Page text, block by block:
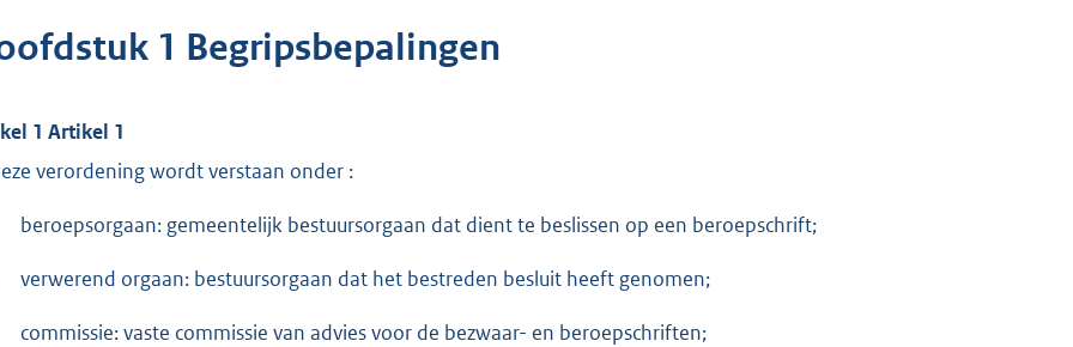
1 Begripsbepalingen
1 Artikel 1
verordening wordt verstaan onder :
beroepsorgaan: gemeentelijk bestuursorgaan dat dient te beslissen op een beroepschrift;
verwerend orgaan: bestuursorgaan dat het bestreden besluit heeft genomen;
commissie: vaste commissie van advies voor de bezwaar- en beroepschriften;